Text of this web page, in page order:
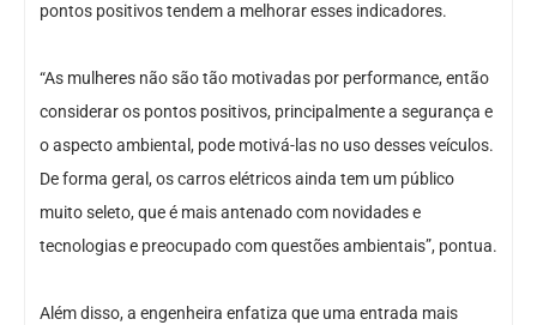
pontos positivos tendem a melhorar esses indicadores.
“As mulheres não são tão motivadas por performance, então
considerar os pontos positivos, principalmente a segurança e
o aspecto ambiental, pode motivá-las no uso desses veículos.
De forma geral, os carros elétricos ainda tem um público
muito seleto, que é mais antenado com novidades e
tecnologias e preocupado com questões ambientais”, pontua.
Além disso, a engenheira enfatiza que uma entrada mais